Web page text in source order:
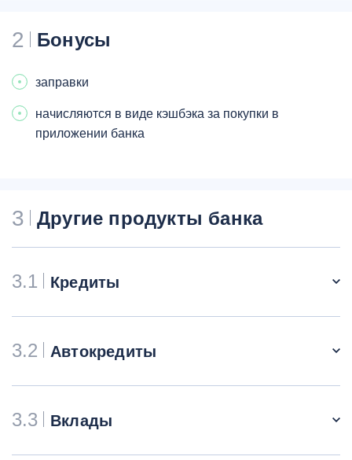
2 Бонусы
заправки
начисляются в виде кэшбэка за покупки в
приложении банка
3 Другие продукты банка
3.1 Кредиты
3.2 Автокредиты
3.3 Вклады